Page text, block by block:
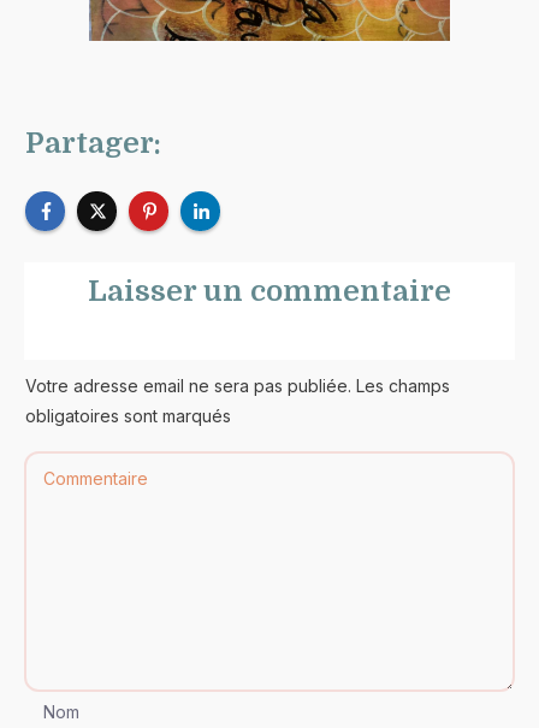
Partager:
Laisser un commentaire
Votre adresse email ne sera pas publiée. Les champs
obligatoires sont marqués
Nom